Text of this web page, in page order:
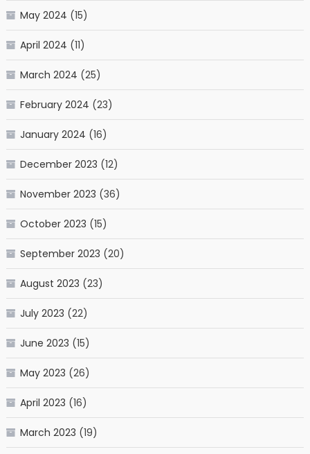
May 2024 (15)
April 2024 (11)
March 2024 (25)
February 2024 (23)
January 2024 (16)
December 2023 (12)
November 2023 (36)
October 2023 (15)
September 2023 (20)
August 2023 (23)
July 2023 (22)
June 2023 (15)
May 2023 (26)
April 2023 (16)
March 2023 (19)